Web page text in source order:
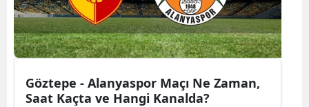
Göztepe - Alanyaspor Maçı Ne Zaman,
Saat Kaçta ve Hangi Kanalda?